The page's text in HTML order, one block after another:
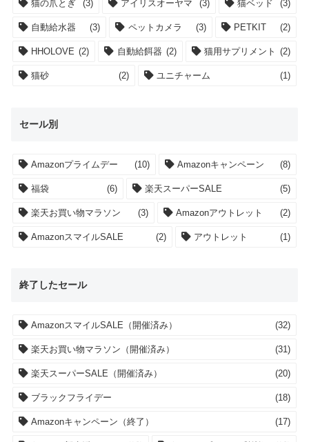
猫の爪とぎ (3) アイリスオーヤマ (3) 猫ベッド (3)
自動給水器 (3) ペットカメラ (3) PETKIT (2)
HHOLOVE (2) 自動給餌器 (2) 猫用サプリメント (2)
猫砂 (2) ユニチャーム (1)
セール別
Amazonプライムデー (10) Amazonキャンペーン (8)
福袋 (6) 楽天スーパーSALE (5)
楽天お買い物マラソン (3) Amazonアウトレット (2)
AmazonスマイルSALE (2) アウトレット (1)
終了したセール
AmazonスマイルSALE（開催済み） (32)
楽天お買い物マラソン（開催済み） (31)
楽天スーパーSALE（開催済み） (20)
ブラックフライデー (18)
Amazonキャンペーン（終了） (17)